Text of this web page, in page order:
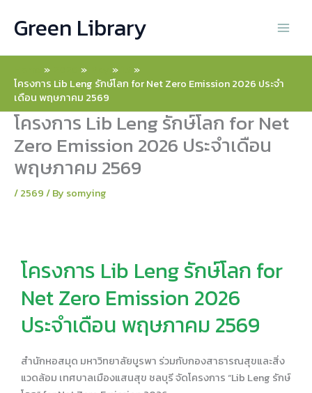
Green Library
โครงการ Lib Leng รักษ์โลก for Net Zero Emission 2026 ประจำ
เดือน พฤษภาคม 2569
โครงการ Lib Leng รักษ์โลก for Net
Zero Emission 2026 ประจำเดือน
พฤษภาคม 2569
/2569/ By somying
โครงการ Lib Leng รักษ์โลก for
Net Zero Emission 2026
ประจำเดือน พฤษภาคม 2569
สำนักหอสมุด มหาวิทยาลัยบูรพา ร่วมกับกองสาธารณสุขและสิ่ง
แวดล้อม เทศบาลเมืองแสนสุข ชลบุรี จัดโครงการ “Lib Leng รักษ์